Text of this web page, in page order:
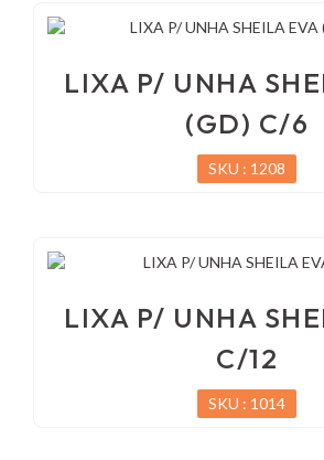
LIXA P/ UNHA
(GD) C/6
SKU : 1208
LIXA P/ UNHA
C/12
SKU : 1014